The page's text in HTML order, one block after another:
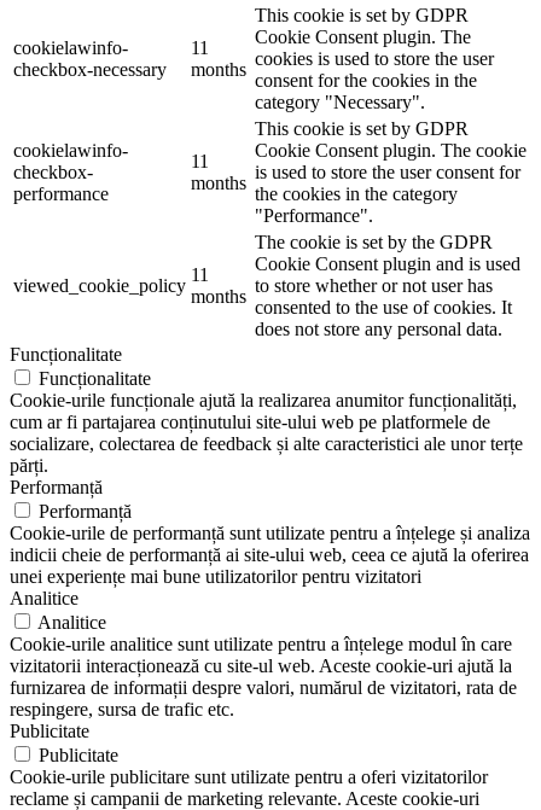
cookielawinfo-
checkbox-necessary
11
months
This cookie is set by GDPR
Cookie Consent plugin. The
cookies is used to store the user
consent for the cookies in the
category "Necessary".
cookielawinfo-
checkbox-
performance
11
months
This cookie is set by GDPR
Cookie Consent plugin. The cookie
is used to store the user consent for
the cookies in the category
"Performance".
viewed_cookie_policy
11
months
The cookie is set by the GDPR
Cookie Consent plugin and is used
to store whether or not user has
consented to the use of cookies. It
does not store any personal data.
Funcționalitate
Funcționalitate
Cookie-urile funcționale ajută la realizarea anumitor funcționalități,
cum ar fi partajarea conținutului site-ului web pe platformele de
socializare, colectarea de feedback și alte caracteristici ale unor terțe
părți.
Performanță
Performanță
Cookie-urile de performanță sunt utilizate pentru a înțelege și analiza
indicii cheie de performanță ai site-ului web, ceea ce ajută la oferirea
unei experiențe mai bune utilizatorilor pentru vizitatori
Analitice
Analitice
Cookie-urile analitice sunt utilizate pentru a înțelege modul în care
vizitatorii interacționează cu site-ul web. Aceste cookie-uri ajută la
furnizarea de informații despre valori, numărul de vizitatori, rata de
respingere, sursa de trafic etc.
Publicitate
Publicitate
Cookie-urile publicitare sunt utilizate pentru a oferi vizitatorilor
reclame și campanii de marketing relevante. Aceste cookie-uri